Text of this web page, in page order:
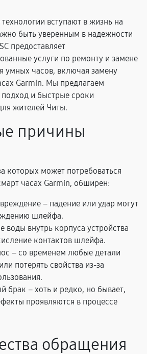
вступают в жизнь на
быть уверенным в надежности
предоставляет
услуги по ремонту и замене
умных часов, включая замену
Garmin. Мы предлагаем
и быстрые сроки
жителей Читы.
причины
которых может потребоваться
часах Garmin, обширен:
– падение или удар могут
шлейфа.
воды внутрь корпуса устройства
контактов шлейфа.
– со временем любые детали
потерять свойства из-за
брак – хоть и редко, но бывает,
проявляются в процессе
обращения